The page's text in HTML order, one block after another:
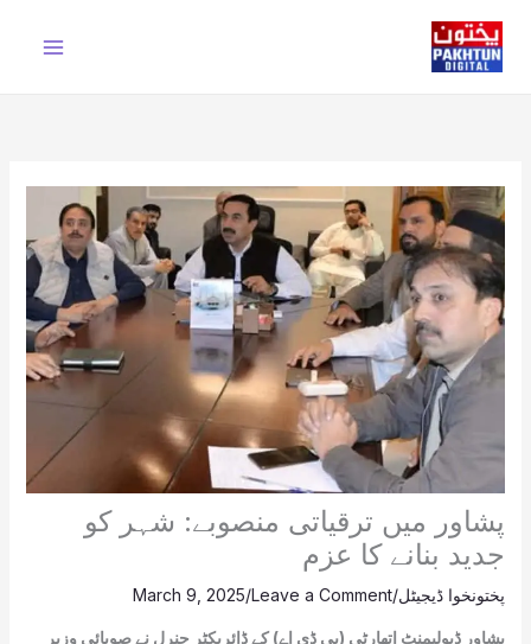
content
پشاور میں ترقیاتی منصوبے: شہر کو
جدید بنانے کا عزم
پختونخوا ڈیجیٹل/
Leave a Comment
/
March 9, 2025
پشاور ڈیولپمنٹ اتھارٹی (پی ڈی اے) کے ڈائریکٹر جنرل نے صوبائی وزیر